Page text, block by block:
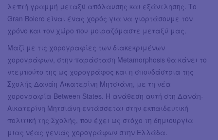
λεπτή γραμμή μεταξύ απόλαυσης και εξάντλησης. Το
Gran Bolero είναι ένας χορός για να γιορτάσουμε τον
χρόνο και τον χώρο που μοιραζόμαστε μεταξύ μας.
Μαζί με τις χορογραφίες των διακεκριμένων
χορογράφων, στην παράσταση Metamorphosis θα κάνει το
ντεμπούτο της ως χορογράφος και η σπουδάστρια της
Σχολής Δανάη-Αικατερίνη Μητσιάνη, με τη νέα
χορογραφία Between States. Η ανάθεση αυτή στη Δανάη-
Αικατερίνη Μητσιάνη εντάσσεται στην εκπαιδευτική
πολιτική της Σχολής, που έχει ως στόχο τη δημιουργία
μιας νέας γενιάς χορογράφων στην Ελλάδα.